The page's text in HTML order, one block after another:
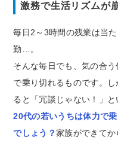
激務で生活リズムが
毎日2～3時間の残業は当
勤…。
そんな毎日でも、気の合
で乗り切れるものです。
ると「冗談じゃない！」と
20代の若いうちは体力で
でしょう？家族ができてか